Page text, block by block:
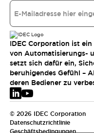
IDEC Corporation ist
von Automatisierungs-
setzt sich dafür ein,
beruhigendes Gefühl –
deren Bediener zu
© 2026 IDEC Corporation
Datenschutzrichtlinie